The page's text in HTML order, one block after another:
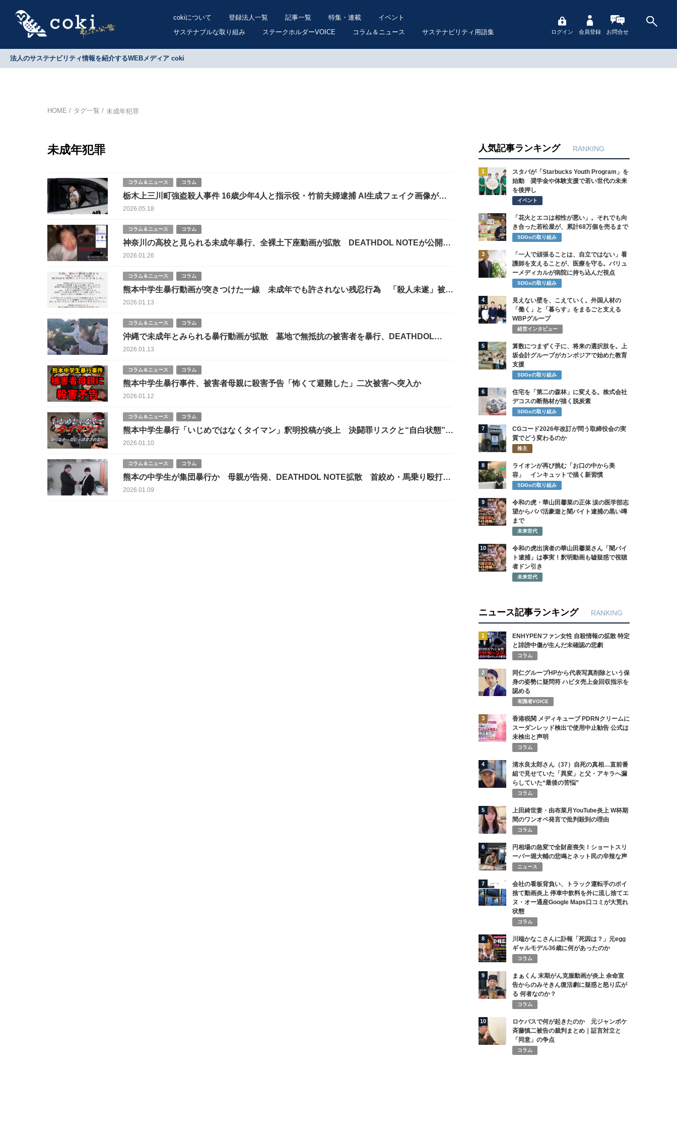
cokiについて 登録法人一覧 記事一覧 特集・連載
イベント
サステナブルな取り組み
ステークホルダーVOICE コラム＆ニュース サステナビリティ用語集 ログイン 会員登録 お問合せ
法人のサステナビリティ情報を紹介するWEBメディア coki
HOME タグ一覧 未成年犯罪
未成年犯罪
コラム＆ニュース コラム
栃木上三川町強盗殺人事件 16歳少年4人と指示役・竹前夫婦逮捕 AI生成フェイク画像がネ
ットで拡散 情報混乱の波紋
2026.05.18
コラム＆ニュース コラム
神奈川の高校と見られる未成年暴行、全裸土下座動画が拡散 DEATHDOL NOTEが公開し
た暴行動画の異常性
2026.01.26
コラム＆ニュース コラム
熊本中学生暴行動画が突きつけた一線 未成年でも許されない残忍行為 「殺人未遂」被害
届受理と拡散する半グレ関与説
2026.01.13
コラム＆ニュース コラム
沖縄で未成年とみられる暴行動画が拡散 墓地で無抵抗の被害者を暴行、DEATHDOL
NOTEが拡散
2026.01.13
コラム＆ニュース コラム
熊本中学生暴行事件、被害者母親に殺害予告「怖くて避難した」二次被害へ突入か
2026.01.12
コラム＆ニュース コラム
熊本中学生暴行「いじめではなくタイマン」釈明投稿が炎上 決闘罪リスクと“自白状態”の
皮肉
2026.01.10
コラム＆ニュース コラム
熊本の中学生が集団暴行か 母親が告発、DEATHDOL NOTE拡散 首絞め・馬乗り殴打の
凄惨映像
2026.01.09
人気記事ランキング RANKING
1
スタバが「Starbucks Youth Program」を
始動 奨学金や体験支援で若い世代の未来
を後押し
イベント
2
「花火とエコは相性が悪い」。それでも向
き合った若松屋が、累計68万個を売るまで
SDGsの取り組み
3
「一人で頑張ることは、自立ではない」看
護師を支えることが、医療を守る。バリュ
ーメディカルが病院に持ち込んだ視点
SDGsの取り組み
4
見えない壁を、こえていく。外国人材の
「働く」と「暮らす」をまるごと支える
WBPグループ
経営インタビュー
5
算数につまずく子に、将来の選択肢を。上
坂会計グループがカンボジアで始めた教育
支援
SDGsの取り組み
6
住宅を「第二の森林」に変える。株式会社
デコスの断熱材が描く脱炭素
SDGsの取り組み
7
CGコード2026年改訂が問う取締役会の実
質でどう変わるのか
株主
8
ライオンが再び挑む「お口の中から美
容」 インキュットで描く新習慣
SDGsの取り組み
9
令和の虎・華山田馨菜の正体 涙の医学部志
望からパパ活豪遊と闇バイト逮捕の黒い噂
まで
未来世代
10
令和の虎出演者の華山田馨菜さん「闇バイ
ト逮捕」は事実！釈明動画も嘘疑惑で視聴
者ドン引き
未来世代
ニュース記事ランキング RANKING
1
ENHYPENファン女性 自殺情報の拡散 特定
と誹謗中傷が生んだ未確認の悲劇
コラム
2
同仁グループHPから代表写真削除という保
身の姿勢に疑問符 ハビタ売上金回収指示を
認める
有識者VOICE
3
香港税関 メディキューブ PDRNクリームに
スーダンレッド検出で使用中止勧告 公式は
未検出と声明
コラム
4
清水良太郎さん（37）自死の真相…直前番
組で見せていた「異変」と父・アキラへ漏
らしていた“最後の苦悩”
コラム
5
上田綺世妻・由布菜月YouTube炎上 W杯期
間のワンオペ発言で批判殺到の理由
コラム
6
円相場の急変で全財産喪失！ショートスリ
ーパー堀大輔の悲鳴とネット民の辛辣な声
ニュース
7
会社の看板背負い、トラック運転手のポイ
捨て動画炎上 停車中飲料を外に流し捨てエ
ヌ・オー通産Google Maps口コミが大荒れ
状態
コラム
8
川端かなこさんに訃報「死因は？」元egg
ギャルモデル36歳に何があったのか
コラム
9
まぁくん 末期がん克服動画が炎上 余命宣
告からのみそきん復活劇に疑惑と怒り広が
る 何者なのか？
コラム
10
ロケバスで何が起きたのか 元ジャンポケ
斉藤慎二被告の裁判まとめ｜証言対立と
「同意」の争点
コラム